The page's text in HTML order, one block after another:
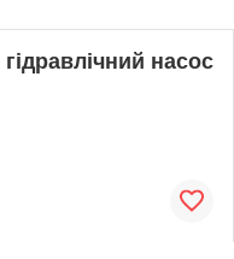
насос